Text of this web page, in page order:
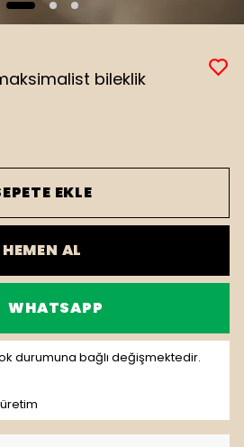
bileklik
EKLE
HEMEN AL
WHATSAPP
durumuna bağlı değişmektedir.